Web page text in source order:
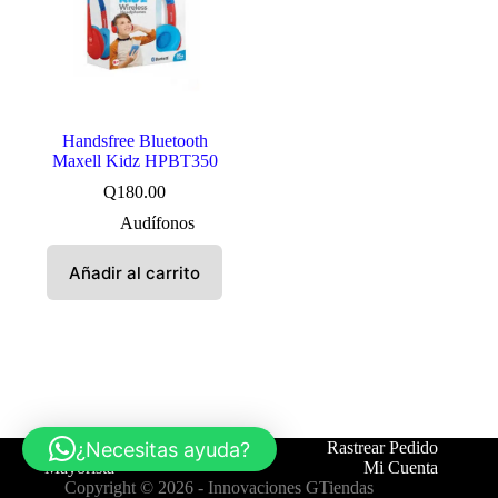
Handsfree Bluetooth
Maxell Kidz HPBT350
Q180.00
Audífonos
Añadir al carrito
Tienda Contáctanos
Rastrear Pedido
Mayorista
Mi Cuenta
Copyright © 2026 - Innovaciones GTiendas
¿Necesitas ayuda?